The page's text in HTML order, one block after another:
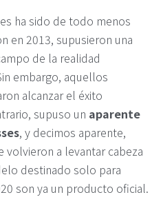
ha sido de todo menos
en 2013, supusieron una
de la realidad
embargo, aquellos
alcanzar el éxito
supuso un aparente
, y decimos aparente,
volvieron a levantar cabeza
destinado solo para
son ya un producto oficial.